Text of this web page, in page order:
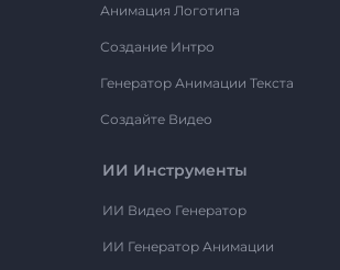
Анимация Логотипа
Создание Интро
Генератор Анимации Текста
Создайте Видео
ИИ Инструменты
ИИ Видео Генератор
ИИ Генератор Анимации